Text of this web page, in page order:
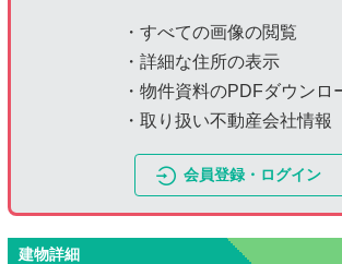
・すべての画像の閲覧
・詳細な住所の表示
・物件資料のPDFダウンロ
・取り扱い不動産会社情報
会員登録・ログイン
建物詳細